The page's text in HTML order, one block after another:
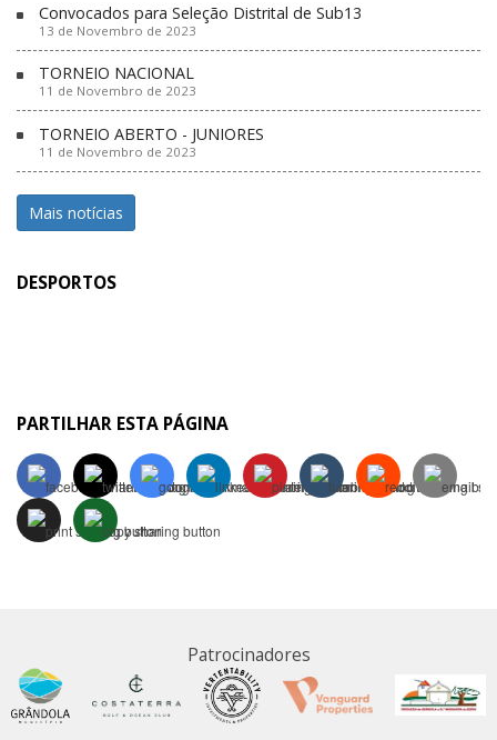
Convocados para Seleção Distrital de Sub13
13 de Novembro de 2023
TORNEIO NACIONAL
11 de Novembro de 2023
TORNEIO ABERTO - JUNIORES
11 de Novembro de 2023
Mais notícias
DESPORTOS
PARTILHAR ESTA PÁGINA
Patrocinadores